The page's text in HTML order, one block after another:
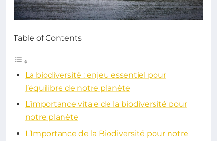
Table of Contents
La biodiversité : enjeu essentiel pour
l’équilibre de notre planète
L’importance vitale de la biodiversité pour
notre planète
L’Importance de la Biodiversité pour notre